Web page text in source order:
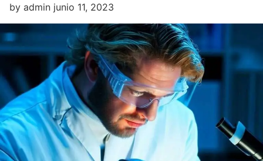
by admin junio 11, 2023